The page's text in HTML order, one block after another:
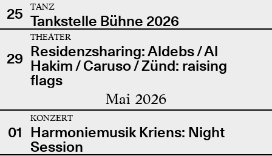
25
TANZ
Tankstelle Bühne 2026
29
THEATER
Residenzsharing: Aldebs / Al
Hakim / Caruso / Zünd: raising
flags
Mai 2026
01
KONZERT
Harmoniemusik Kriens: Night
Session